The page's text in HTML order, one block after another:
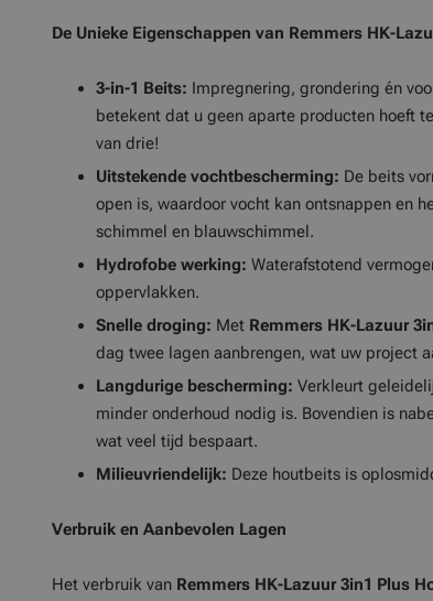
De Unieke Eigenschappen van Remmers HK-
3-in-1 Beits: Impregnering, grondering én
betekent dat u geen aparte producten hoeft
van drie!
Uitstekende vochtbescherming: De beits
open is, waardoor vocht kan ontsnappen en
schimmel en blauwschimmel.
Hydrofobe werking: Waterafstotend
oppervlakken.
Snelle droging: Met Remmers HK-Lazuur
dag twee lagen aanbrengen, wat uw project
Langdurige bescherming: Verkleurt
minder onderhoud nodig is. Bovendien is
wat veel tijd bespaart.
Milieuvriendelijk: Deze houtbeits is
Verbruik en Aanbevolen Lagen
Het verbruik van Remmers HK-Lazuur 3in1 Plus